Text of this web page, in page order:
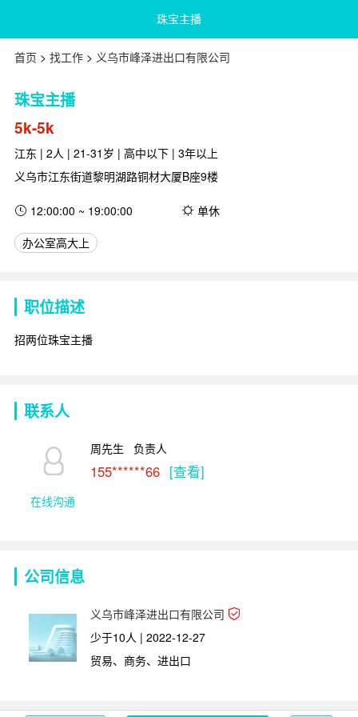
珠宝主播
首页 > 找工作> 义乌市峰泽进出口有限公司
珠宝主播
5k-5k
江东 | 2人 | 21-31岁 | 高中以下 | 3年以上
义乌市江东街道黎明湖路铜材大厦B座9楼
12:00:00 ~ 19:00:00 单休
办公室高大上
职位描述
招两位珠宝主播
联系人
在线沟通
周先生   负责人
155******66 [查看]
公司信息
义乌市峰泽进出口有限公司
少于10人 | 2022-12-27
贸易、商务、进出口